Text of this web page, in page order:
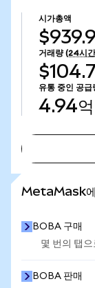
시가총액
거래량 (24시
유통 중인 공급
4.94억
MetaMask
BOBA 구매
몇 번의 탭
BOBA 판매